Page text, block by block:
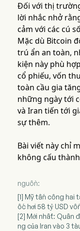
Đối với thị
lời nhắc nhở
cảm với các cú
Mặc dù Bitcoin
trú ẩn an toàn,
kiện này phù
cổ phiếu, vốn
toàn cầu gia
những ngày tới
và Iran tiến tới
sự thêm.
Bài viết này chỉ
không cấu
nguồn:
[1] Mỹ tấn công hai
ốc hơi 58 tỷ USD
[2] Mới nhất: Quân
ng của Iran vào 3